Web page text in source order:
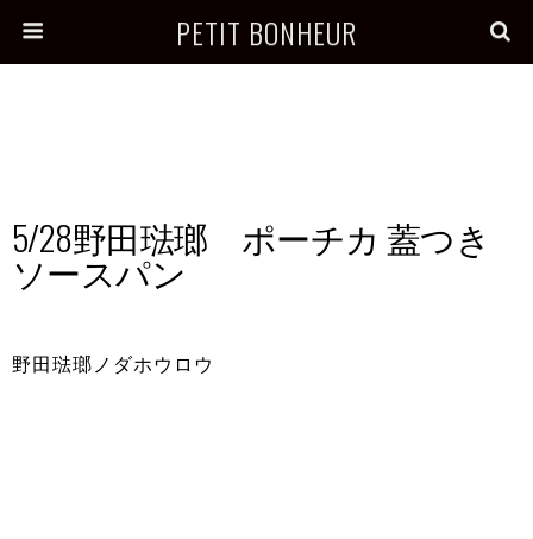
PETIT BONHEUR
5/28野田琺瑯 ポーチカ 蓋つき
ソースパン
野田琺瑯ノダホウロウ